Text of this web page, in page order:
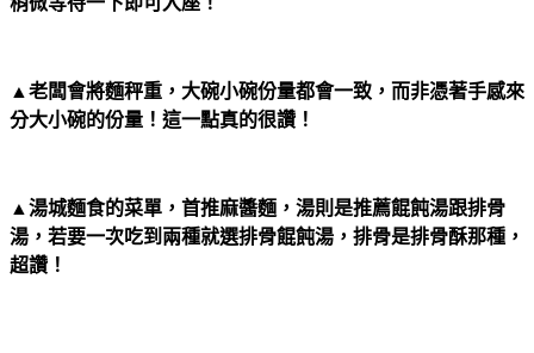
▲老闆會將麵秤重，大碗小碗份量都會一致，而非憑著手感來
分大小碗的份量！這一點真的很讚！
▲湯城麵食的菜單，首推麻醬麵，湯則是推薦餛飩湯跟排骨
湯，若要一次吃到兩種就選排骨餛飩湯，排骨是排骨酥那種，
超讚！